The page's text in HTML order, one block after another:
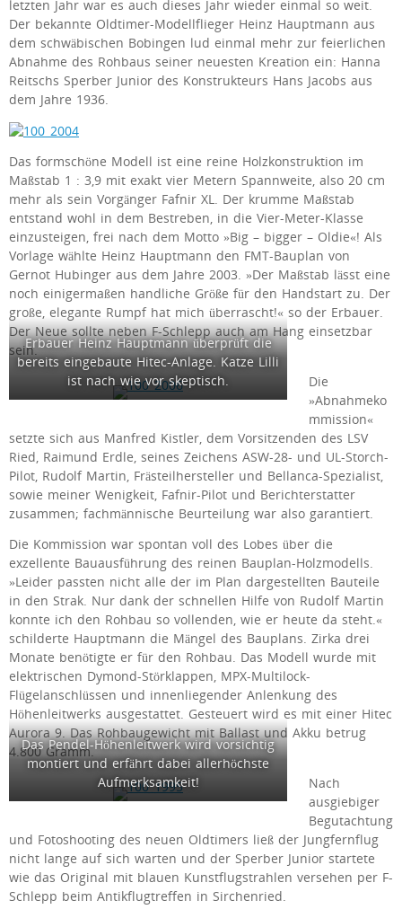
letzten Jahr war es auch dieses Jahr wieder einmal so weit.
Der bekannte Oldtimer-Modellflieger Heinz Hauptmann aus
dem schwäbischen Bobingen lud einmal mehr zur feierlichen
Abnahme des Rohbaus seiner neuesten Kreation ein: Hanna
Reitschs Sperber Junior des Konstrukteurs Hans Jacobs aus
dem Jahre 1936.
Das formschöne Modell ist eine reine Holzkonstruktion im
Maßstab 1 : 3,9 mit exakt vier Metern Spannweite, also 20 cm
mehr als sein Vorgänger Fafnir XL. Der krumme Maßstab
entstand wohl in dem Bestreben, in die Vier-Meter-Klasse
einzusteigen, frei nach dem Motto »Big – bigger – Oldie«! Als
Vorlage wählte Heinz Hauptmann den FMT-Bauplan von
Gernot Hubinger aus dem Jahre 2003. »Der Maßstab lässt eine
noch einigermaßen handliche Größe für den Handstart zu. Der
große, elegante Rumpf hat mich überrascht!« so der Erbauer.
Der Neue sollte neben F-Schlepp auch am Hang einsetzbar
sein.Erbauer Heinz Hauptmann überprüft die
bereits eingebaute Hitec-Anlage. Katze Lilli
ist nach wie vor skeptisch.
Die
»Abnahmeko
mmission«
setzte sich aus Manfred Kistler, dem Vorsitzenden des LSV
Ried, Raimund Erdle, seines Zeichens ASW-28- und UL-Storch-
Pilot, Rudolf Martin, Frästeilhersteller und Bellanca-Spezialist,
sowie meiner Wenigkeit, Fafnir-Pilot und Berichterstatter
zusammen; fachmännische Beurteilung war also garantiert.
Die Kommission war spontan voll des Lobes über die
exzellente Bauausführung des reinen Bauplan-Holzmodells.
»Leider passten nicht alle der im Plan dargestellten Bauteile
in den Strak. Nur dank der schnellen Hilfe von Rudolf Martin
konnte ich den Rohbau so vollenden, wie er heute da steht.«
schilderte Hauptmann die Mängel des Bauplans. Zirka drei
Monate benötigte er für den Rohbau. Das Modell wurde mit
elektrischen Dymond-Störklappen, MPX-Multilock-
Flügelanschlüssen und innenliegender Anlenkung des
Höhenleitwerks ausgestattet. Gesteuert wird es mit einer Hitec
Aurora 9. Das Rohbaugewicht mit Ballast und Akku betrug
4.800 Gramm.
Das Pendel-Höhenleitwerk wird vorsichtig
montiert und erfährt dabei allerhöchste
Aufmerksamkeit!
Nach
ausgiebiger
Begutachtung
und Fotoshooting des neuen Oldtimers ließ der Jungfernflug
nicht lange auf sich warten und der Sperber Junior startete
wie das Original mit blauen Kunstflugstrahlen versehen per F-
Schlepp beim Antikflugtreffen in Sirchenried.